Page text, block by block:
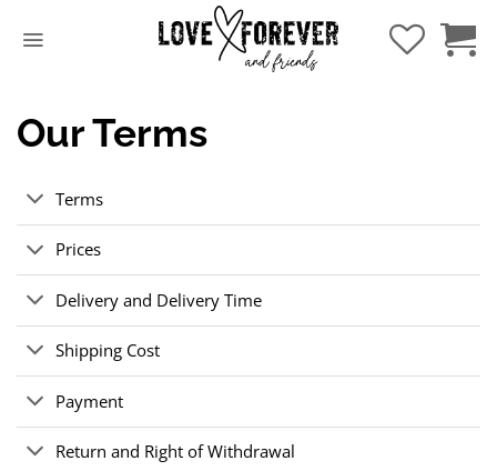
Our Terms
Terms
Prices
Delivery and Delivery Time
Shipping Cost
Payment
Return and Right of Withdrawal